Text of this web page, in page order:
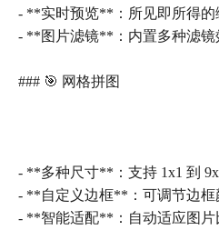
- **实时预览**：所见即所得的
- **图片滤镜**：内置多种滤镜
### 🎯 网格拼图
- **多种尺寸**：支持 1x1 到
- **自定义边框**：可调节边框
- **智能适配**：自动适应图片